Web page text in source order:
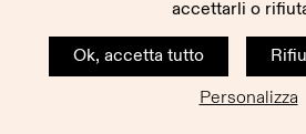
accettarli o
Ok, accetta tutto
Personalizza